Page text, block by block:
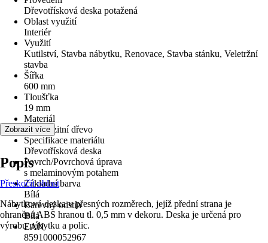
Dřevotřísková deska potažená
Oblast využití
Interiér
Využití
Kutilství, Stavba nábytku, Renovace, Stavba stánku, Veletržní
stavba
Šířka
600 mm
Tloušťka
19 mm
Materiál
Kompozitní dřevo
Specifikace materiálu
Dřevotřísková deska
Povrch/Povrchová úprava
s melaminovým potahem
Základní barva
Bílá
Barevný odstín
Bílá
EAN
8591000052967
Zobrazit více
Popis
Přeskočit oblast
Nábytková deska v přesných rozměrech, jejíž přední strana je
ohraněná ABS hranou tl. 0,5 mm v dekoru. Deska je určená pro
výrobu nábytku a polic.